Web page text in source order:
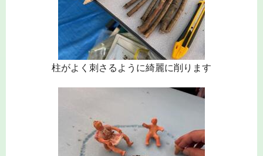
柱がよく刺さるように綺麗に削ります